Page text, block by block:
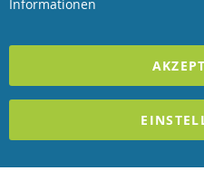
Informationen